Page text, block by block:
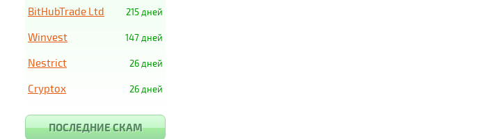
215 дней
BitHubTrade Ltd
147 дней
Winvest
26 дней
Nestrict
26 дней
Cryptox
ПОСЛЕДНИЕ СКАМ